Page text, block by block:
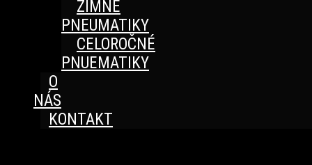
ZIMNÉ
PNEUMATIKY
CELOROČNÉ
PNUEMATIKY
O
NÁS
KONTAKT